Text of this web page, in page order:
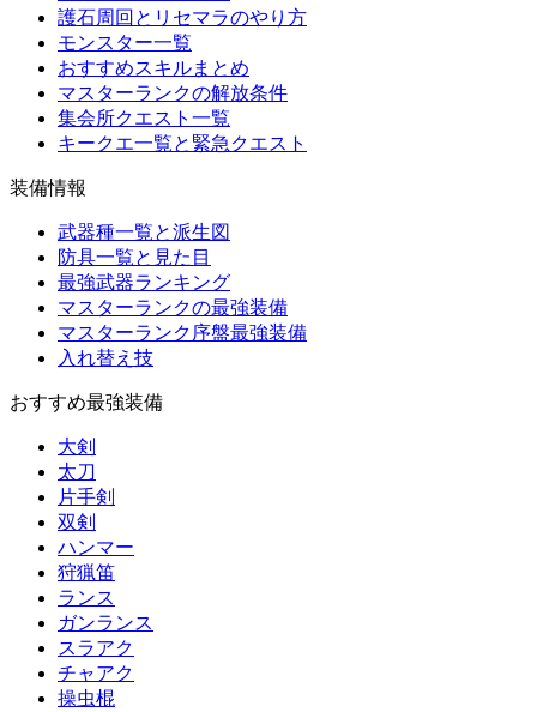
護石周回とリセマラのやり方
モンスター一覧
おすすめスキルまとめ
マスターランクの解放条件
集会所クエスト一覧
キークエ一覧と緊急クエスト
装備情報
武器種一覧と派生図
防具一覧と見た目
最強武器ランキング
マスターランクの最強装備
マスターランク序盤最強装備
入れ替え技
おすすめ最強装備
大剣
太刀
片手剣
双剣
ハンマー
狩猟笛
ランス
ガンランス
スラアク
チャアク
操虫棍